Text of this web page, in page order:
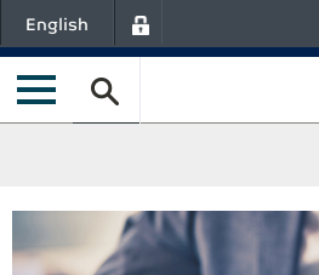
English